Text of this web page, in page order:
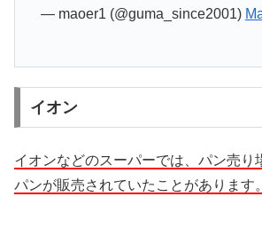
— maoer1 (@guma_since2001)
イオン
イオンなどのスーパーでは、パン売り
パンが販売されていたことがあります。